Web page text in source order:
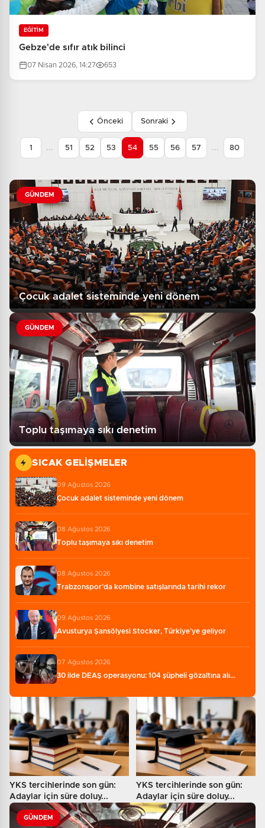
EĞİTİM
Gebze'de sıfır atık bilinci
07 Nisan 2026, 14:27 653
Önceki
1 ... 51 52 53 54 55 56 57 ... 80
Sonraki
GÜNDEM
Çocuk adalet sisteminde yeni dönem
GÜNDEM
Toplu taşımaya sıkı denetim
SICAK GELIŞMELER
09 Ağustos 2026
Çocuk adalet sisteminde yeni dönem
08 Ağustos 2026
Toplu taşımaya sıkı denetim
08 Ağustos 2026
Trabzonspor’da kombine satışlarında tarihi rekor
09 Ağustos 2026
Avusturya Şansölyesi Stocker, Türkiye’ye geliyor
07 Ağustos 2026
30 ilde DEAŞ operasyonu: 104 şüpheli gözaltına alı...
YKS tercihlerinde son gün:
Adaylar için süre doluy...
YKS tercihlerinde son gün:
Adaylar için süre doluy...
GÜNDEM